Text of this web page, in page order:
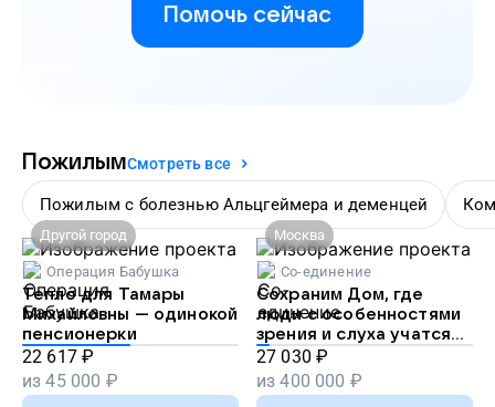
Помочь сейчас
ПожилымСмотреть все
Пожилым с болезнью Альцгеймера и деменцей
Другой город
Операция Бабушка
Тепло для Тамары
Михайловны — одинокой
пенсионерки
22 617 ₽
из45 000 ₽
Москва
Со-единение
Сохраним Дом, где
люди с особенностями
зрения и слуха учатся
жить самостоятельно
27 030 ₽
из400 000 ₽